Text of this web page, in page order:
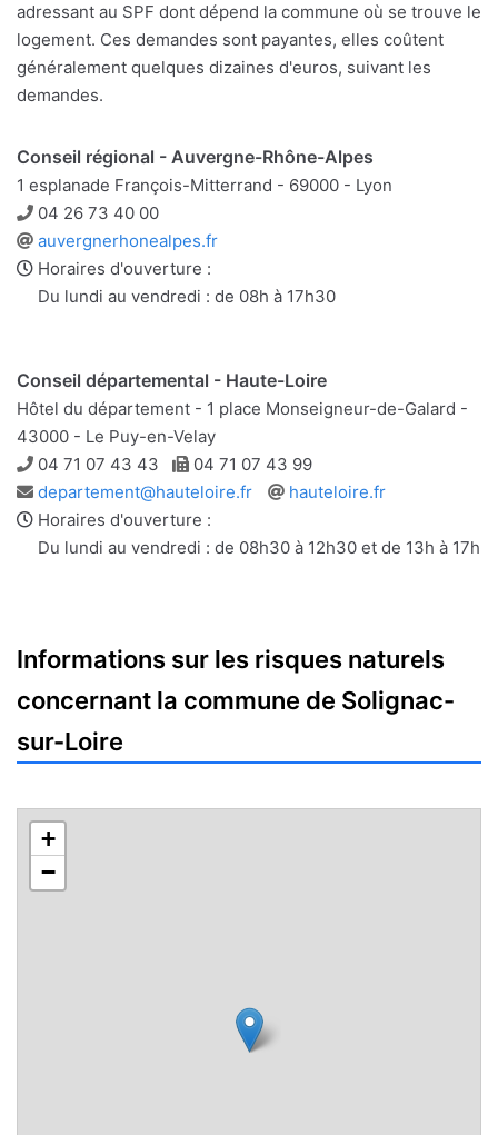
adressant au SPF dont dépend la commune où se trouve le
logement. Ces demandes sont payantes, elles coûtent
généralement quelques dizaines d'euros, suivant les
demandes.
Conseil régional - Auvergne-Rhône-Alpes
1 esplanade François-Mitterrand - 69000 - Lyon
Téléphone
04 26 73 40 00
Site
web
auvergnerhonealpes.fr
Horaires d'ouverture :
Du lundi au vendredi : de 08h à 17h30
Conseil départemental - Haute-Loire
Hôtel du département - 1 place Monseigneur-de-Galard -
43000 - Le Puy-en-Velay
Téléphone
04 71 07 43 43 Télécopie
04 71 07 43 99
Adresse
e-
mail
departement@hauteloire.fr
Site
hauteloire.fr
Horaires d'ouverture :
Du lundi au vendredi : de 08h30 à 12h30 et de 13h à 17h
Informations sur les risques naturels
concernant la commune de Solignac-
sur-Loire
+
−